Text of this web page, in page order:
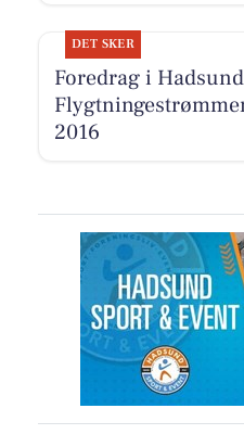
DET SKER
Foredrag i
2016